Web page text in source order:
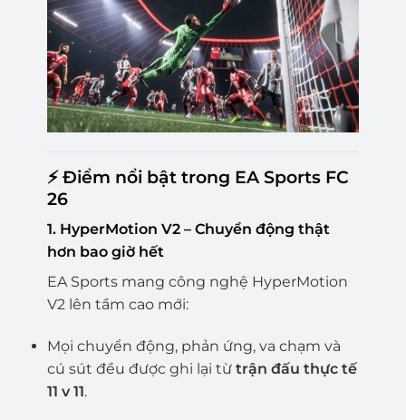
⚡ Điểm nổi bật trong EA Sports FC
26
1. HyperMotion V2 – Chuyển động thật
hơn bao giờ hết
EA Sports mang công nghệ HyperMotion
V2 lên tầm cao mới:
Mọi chuyển động, phản ứng, va chạm và
cú sút đều được ghi lại từ trận đấu thực tế
11 v 11.